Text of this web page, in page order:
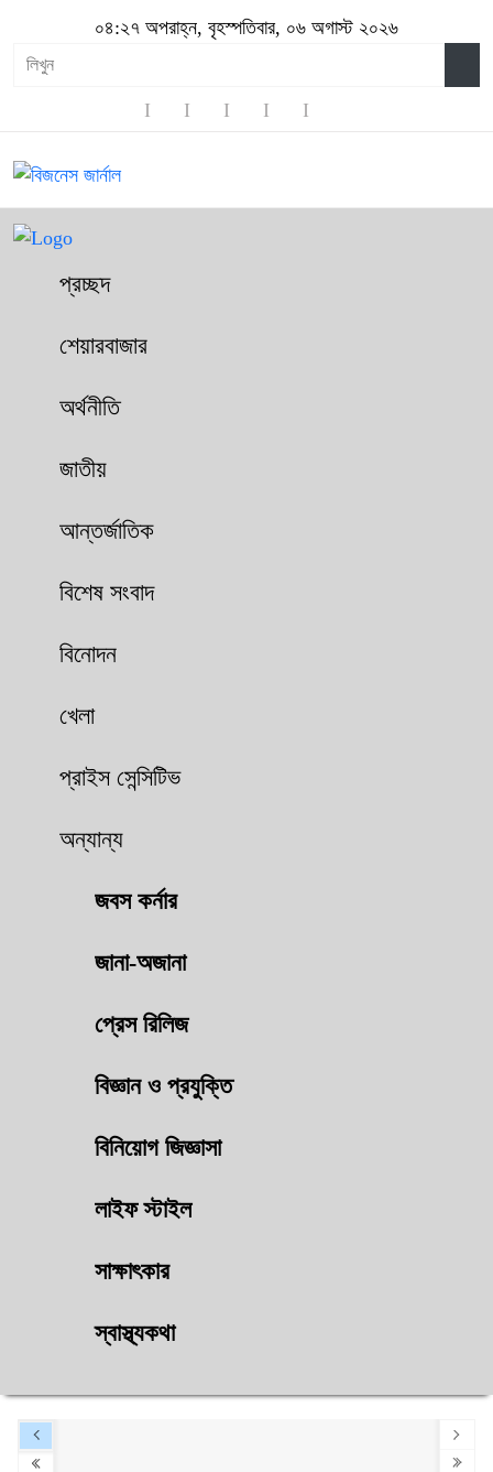
০৪:২৭ অপরাহ্ন, বৃহস্পতিবার, ০৬ অগাস্ট ২০২৬
প্রচ্ছদ
শেয়ারবাজার
অর্থনীতি
জাতীয়
আন্তর্জাতিক
বিশেষ সংবাদ
বিনোদন
খেলা
প্রাইস সেন্সিটিভ
অন্যান্য
জবস কর্নার
জানা-অজানা
প্রেস রিলিজ
বিজ্ঞান ও প্রযুক্তি
বিনিয়োগ জিজ্ঞাসা
লাইফ স্টাইল
সাক্ষাৎকার
স্বাস্থ্যকথা